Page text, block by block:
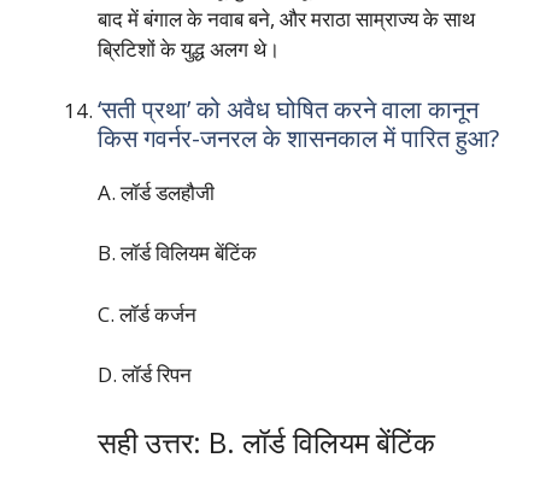
बाद में बंगाल के नवाब बने, और मराठा साम्राज्य के साथ
ब्रिटिशों के युद्ध अलग थे।
‘सती प्रथा’ को अवैध घोषित करने वाला कानून
किस गवर्नर-जनरल के शासनकाल में पारित हुआ?
A. लॉर्ड डलहौजी
B. लॉर्ड विलियम बेंटिंक
C. लॉर्ड कर्जन
D. लॉर्ड रिपन
सही उत्तर: B. लॉर्ड विलियम बेंटिंक